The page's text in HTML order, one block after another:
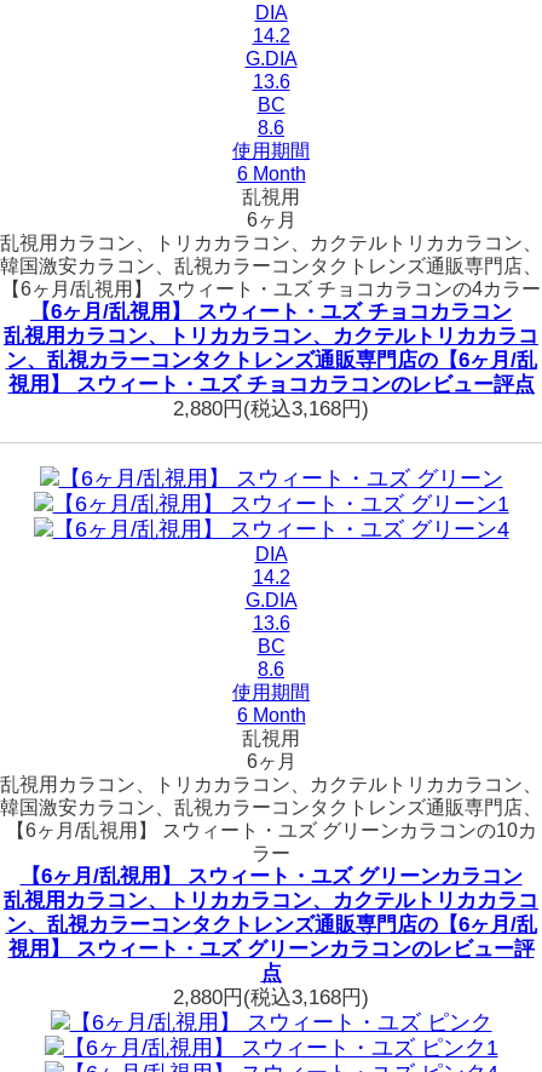
DIA
14.2
G.DIA
13.6
BC
8.6
使用期間
6 Month
乱視用
6ヶ月
乱視用カラコン、トリカカラコン、カクテルトリカカラコン、
韓国激安カラコン、乱視カラーコンタクトレンズ通販専門店、
【6ヶ月/乱視用】 スウィート・ユズ チョコカラコンの4カラー
【6ヶ月/乱視用】 スウィート・ユズ チョコカラコン
乱視用カラコン、トリカカラコン、カクテルトリカカラコ
ン、乱視カラーコンタクトレンズ通販専門店の【6ヶ月/乱
視用】 スウィート・ユズ チョコカラコンのレビュー評点
2,880円 (税込3,168円)
DIA
14.2
G.DIA
13.6
BC
8.6
使用期間
6 Month
乱視用
6ヶ月
乱視用カラコン、トリカカラコン、カクテルトリカカラコン、
韓国激安カラコン、乱視カラーコンタクトレンズ通販専門店、
【6ヶ月/乱視用】 スウィート・ユズ グリーンカラコンの10カ
ラー
【6ヶ月/乱視用】 スウィート・ユズ グリーンカラコン
乱視用カラコン、トリカカラコン、カクテルトリカカラコ
ン、乱視カラーコンタクトレンズ通販専門店の【6ヶ月/乱
視用】 スウィート・ユズ グリーンカラコンのレビュー評
点
2,880円 (税込3,168円)